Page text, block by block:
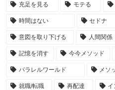
充足を見る モテる
時間はない セドナ
意図を取り下げる 人間関係
記憶を消す 今今メソッド
パラレルワールド メソ
就職/転職 再配達 イ